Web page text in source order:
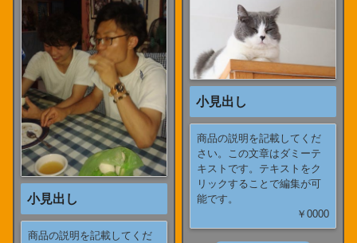
小見出し
商品の説明を記載してくだ
小見出し
商品の説明を記載してくだ
さい。この文章はダミーテ
キストです。テキストをク
リックすることで編集が可
能です。
￥0000